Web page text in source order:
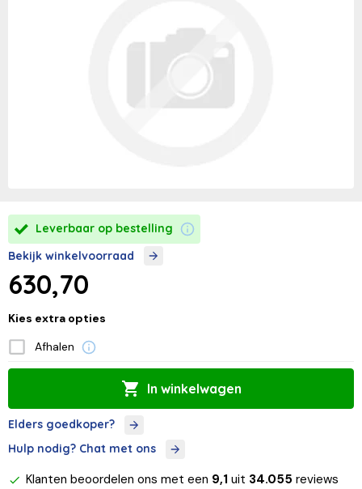
Leverbaar op bestelling
Bekijk winkelvoorraad
630,70
Kies extra opties
Afhalen
In winkelwagen
Elders goedkoper?
Hulp nodig? Chat met ons
Klanten beoordelen ons met een 9,1 uit 34.055 reviews